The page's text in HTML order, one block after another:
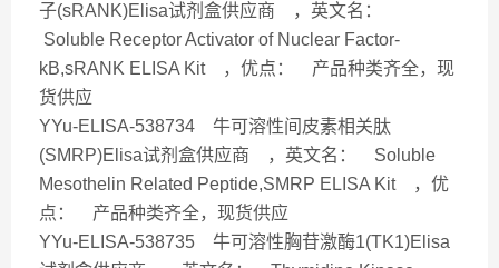
子(sRANK)Elisa试剂盒供应商 ，英文名：
Soluble Receptor Activator of Nuclear Factor-
kB,sRANK ELISA Kit ，优点： 产品种类齐全，现
货供应
YYu-ELISA-538734 牛可溶性间皮素相关肽
(SMRP)Elisa试剂盒供应商 ，英文名： Soluble
Mesothelin Related Peptide,SMRP ELISA Kit ，优
点： 产品种类齐全，现货供应
YYu-ELISA-538735 牛可溶性胸苷激酶1(TK1)Elisa